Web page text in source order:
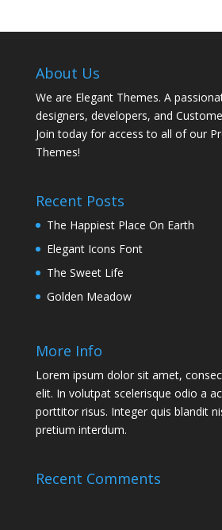
About Us
We are Elegant Themes. A
designers, developers, and
Join today for access to all of our
Themes!
Recent Posts
The Happiest Place On Earth
Elegant Icons Font
The Sweet Life
Golden Meadow
More Info
Lorem ipsum dolor sit amet,
elit. In volutpat scelerisque odio a
porttitor risus. Integer quis blandit
pretium interdum.
Recent Comments